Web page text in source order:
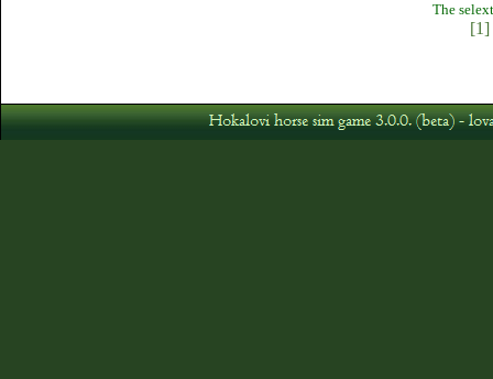
The
[1]